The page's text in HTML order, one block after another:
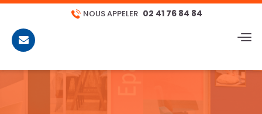
NOUS APPELER 02 41 76 84 84
CONTACT